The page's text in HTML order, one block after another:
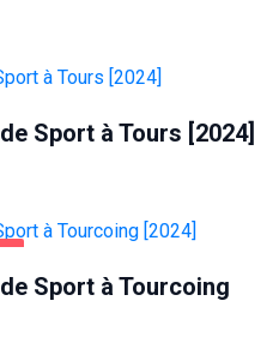
Sport à Tours [2024]
Sport à Tourcoing